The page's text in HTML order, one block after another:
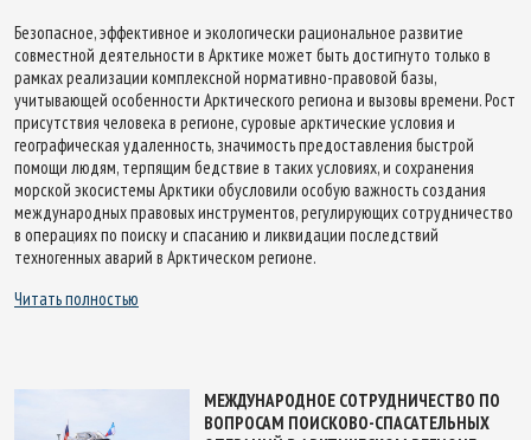
Безопасное, эффективное и экологически рациональное развитие
совместной деятельности в Арктике может быть достигнуто только в
рамках реализации комплексной нормативно-правовой базы,
учитывающей особенности Арктического региона и вызовы времени. Рост
присутствия человека в регионе, суровые арктические условия и
географическая удаленность, значимость предоставления быстрой
помощи людям, терпящим бедствие в таких условиях, и сохранения
морской экосистемы Арктики обусловили особую важность создания
международных правовых инструментов, регулирующих сотрудничество
в операциях по поиску и спасанию и ликвидации последствий
техногенных аварий в Арктическом регионе.
Читать полностью
МЕЖДУНАРОДНОЕ СОТРУДНИЧЕСТВО ПО
ВОПРОСАМ ПОИСКОВО-СПАСАТЕЛЬНЫХ